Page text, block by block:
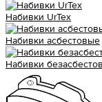
Набивки UrTex
Набивки асбестовые
Набивки